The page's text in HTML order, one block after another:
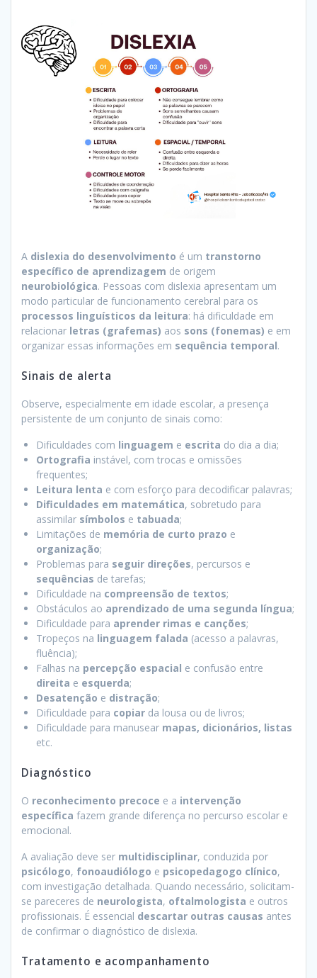
A dislexia do desenvolvimento é um transtorno
específico de aprendizagem de origem
neurobiológica. Pessoas com dislexia apresentam um
modo particular de funcionamento cerebral para os
processos linguísticos da leitura: há dificuldade em
relacionar letras (grafemas) aos sons (fonemas) e em
organizar essas informações em sequência temporal.
Sinais de alerta
Observe, especialmente em idade escolar, a presença
persistente de um conjunto de sinais como:
Dificuldades com linguagem e escrita do dia a dia;
Ortografia instável, com trocas e omissões
frequentes;
Leitura lenta e com esforço para decodificar palavras;
Dificuldades em matemática, sobretudo para
assimilar símbolos e tabuada;
Limitações de memória de curto prazo e
organização;
Problemas para seguir direções, percursos e
sequências de tarefas;
Dificuldade na compreensão de textos;
Obstáculos ao aprendizado de uma segunda língua;
Dificuldade para aprender rimas e canções;
Tropeços na linguagem falada (acesso a palavras,
fluência);
Falhas na percepção espacial e confusão entre
direita e esquerda;
Desatenção e distração;
Dificuldade para copiar da lousa ou de livros;
Dificuldade para manusear mapas, dicionários, listas
etc.
Diagnóstico
O reconhecimento precoce e a intervenção
específica fazem grande diferença no percurso escolar e
emocional.
A avaliação deve ser multidisciplinar, conduzida por
psicólogo, fonoaudiólogo e psicopedagogo clínico,
com investigação detalhada. Quando necessário, solicitam-
se pareceres de neurologista, oftalmologista e outros
profissionais. É essencial descartar outras causas antes
de confirmar o diagnóstico de dislexia.
Tratamento e acompanhamento